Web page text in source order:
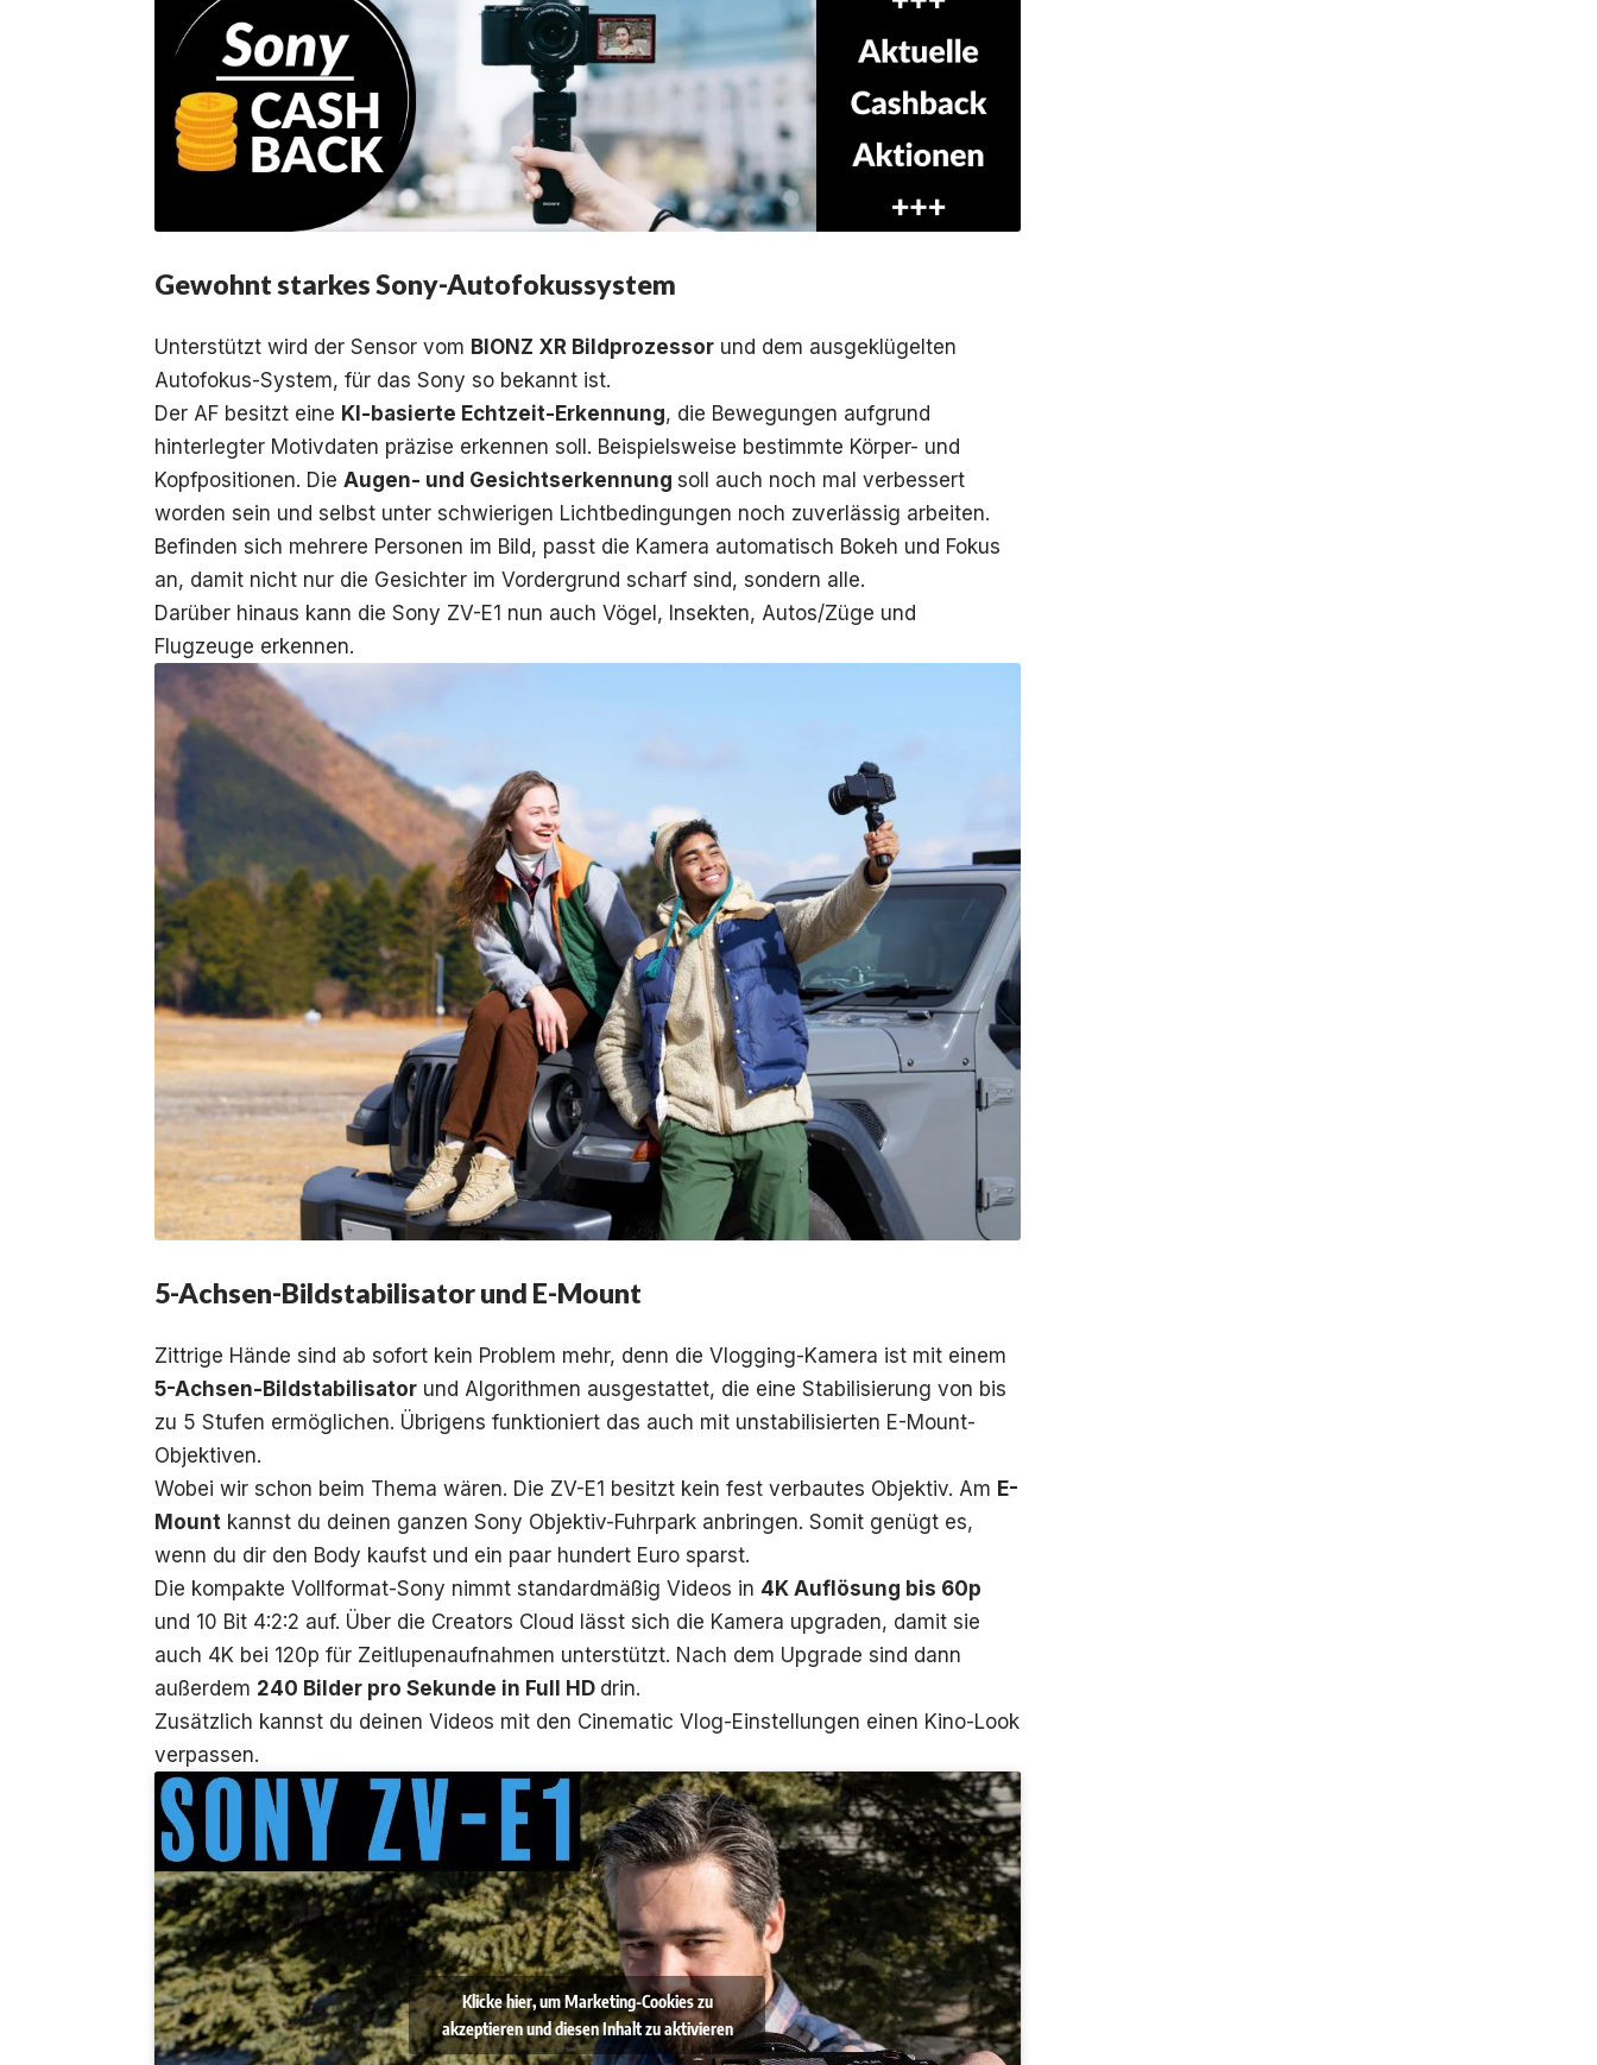
Gewohnt starkes Sony-Autofokussystem
Unterstützt wird der Sensor vom BIONZ XR Bildprozessor und dem ausgeklügelten
Autofokus-System, für das Sony so bekannt ist.
Der AF besitzt eine KI-basierte Echtzeit-Erkennung, die Bewegungen aufgrund
hinterlegter Motivdaten präzise erkennen soll. Beispielsweise bestimmte Körper- und
Kopfpositionen. Die Augen- und Gesichtserkennung soll auch noch mal verbessert
worden sein und selbst unter schwierigen Lichtbedingungen noch zuverlässig arbeiten.
Befinden sich mehrere Personen im Bild, passt die Kamera automatisch Bokeh und Fokus
an, damit nicht nur die Gesichter im Vordergrund scharf sind, sondern alle.
Darüber hinaus kann die Sony ZV-E1 nun auch Vögel, Insekten, Autos/Züge und
Flugzeuge erkennen.
5-Achsen-Bildstabilisator und E-Mount
Zittrige Hände sind ab sofort kein Problem mehr, denn die Vlogging-Kamera ist mit einem
5-Achsen-Bildstabilisator und Algorithmen ausgestattet, die eine Stabilisierung von bis
zu 5 Stufen ermöglichen. Übrigens funktioniert das auch mit unstabilisierten E-Mount-
Objektiven.
Wobei wir schon beim Thema wären. Die ZV-E1 besitzt kein fest verbautes Objektiv. Am E-
Mount kannst du deinen ganzen Sony Objektiv-Fuhrpark anbringen. Somit genügt es,
wenn du dir den Body kaufst und ein paar hundert Euro sparst.
Die kompakte Vollformat-Sony nimmt standardmäßig Videos in 4K Auflösung bis 60p
und 10 Bit 4:2:2 auf. Über die Creators Cloud lässt sich die Kamera upgraden, damit sie
auch 4K bei 120p für Zeitlupenaufnahmen unterstützt. Nach dem Upgrade sind dann
außerdem 240 Bilder pro Sekunde in Full HD drin.
Zusätzlich kannst du deinen Videos mit den Cinematic Vlog-Einstellungen einen Kino-Look
verpassen.
Klicke hier, um Marketing-Cookies zu
akzeptieren und diesen Inhalt zu aktivieren